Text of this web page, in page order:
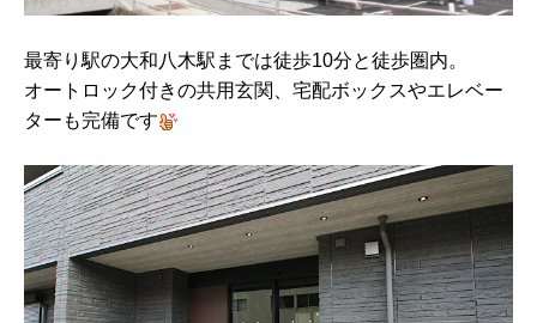
最寄り駅の大和八木駅までは徒歩10分と徒歩圏内。
オートロック付きの共用玄関、宅配ボックスやエレベー
ターも完備です